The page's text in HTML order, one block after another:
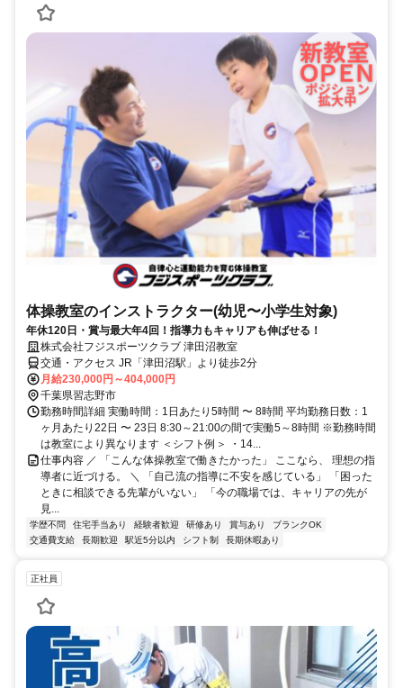
体操教室のインストラクター(幼児〜小学生対象)
年休120日・賞与最大年4回！指導力もキャリアも伸ばせる！
株式会社フジスポーツクラブ 津田沼教室
交通・アクセス JR「津田沼駅」より徒歩2分
月給230,000円～404,000円
千葉県習志野市
勤務時間詳細 実働時間：1日あたり5時間 〜 8時間 平均勤務日数：1
ヶ月あたり22日 〜 23日 8:30～21:00の間で実働5～8時間 ※勤務時間
は教室により異なります ＜シフト例＞ ・14...
仕事内容 ／ 「こんな体操教室で働きたかった」 ここなら、 理想の指
導者に近づける。 ＼ 「自己流の指導に不安を感じている」 「困った
ときに相談できる先輩がいない」 「今の職場では、キャリアの先が
見...
学歴不問 住宅手当あり 経験者歓迎 研修あり 賞与あり
ブランクOK
交通費支給
長期歓迎 駅近5分以内 シフト制 長期休暇あり
正社員